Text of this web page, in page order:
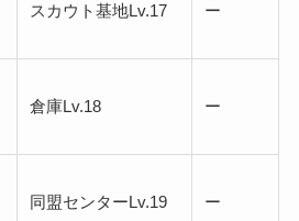
スカウト基地Lv.17 ー
倉庫Lv.18 ー
同盟センターLv.19 ー